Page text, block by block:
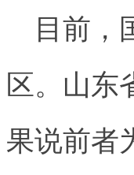
目前，
区。山东
果说前者